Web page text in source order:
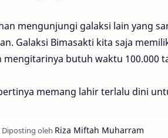
mengunjungi galaksi lain yang
Galaksi Bimasakti kita saja
mengitarinya butuh waktu 100.000
memang lahir terlalu dini